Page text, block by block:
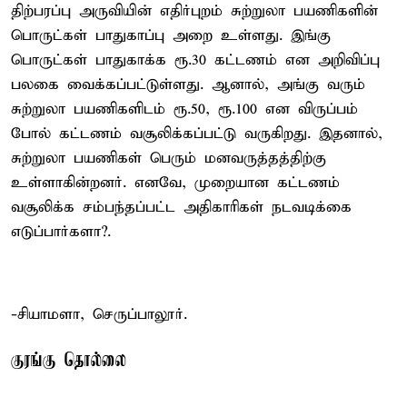
திற்பரப்பு அருவியின் எதிர்புறம் சுற்றுலா பயணிகளின்
பொருட்கள் பாதுகாப்பு அறை உள்ளது. இங்கு
பொருட்கள் பாதுகாக்க ரூ.30 கட்டணம் என அறிவிப்பு
பலகை வைக்கப்பட்டுள்ளது. ஆனால், அங்கு வரும்
சுற்றுலா பயணிகளிடம் ரூ.50, ரூ.100 என விருப்பம்
போல் கட்டணம் வசூலிக்கப்பட்டு வருகிறது. இதனால்,
சுற்றுலா பயணிகள் பெரும் மனவருத்தத்திற்கு
உள்ளாகின்றனர். எனவே, முறையான கட்டணம்
வசூலிக்க சம்பந்தப்பட்ட அதிகாரிகள் நடவடிக்கை
எடுப்பார்களா?.
-சியாமளா, செருப்பாலூர்.
குரங்கு தொல்லை